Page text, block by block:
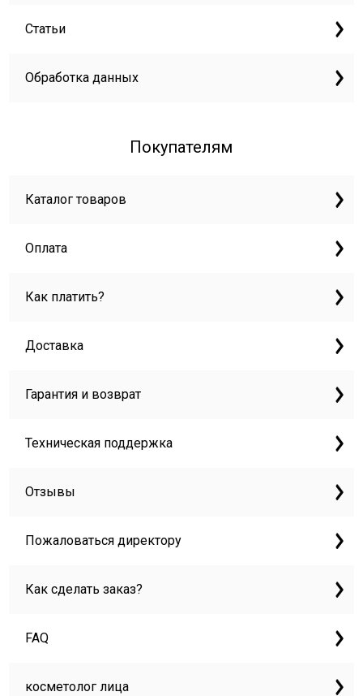
Статьи
Обработка данных
Покупателям
Каталог товаров
Оплата
Как платить?
Доставка
Гарантия и возврат
Техническая поддержка
Отзывы
Пожаловаться директору
Как сделать заказ?
FAQ
косметолог лица